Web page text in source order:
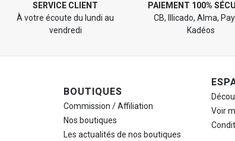
SERVICE CLIENT
À votre écoute du lundi au
vendredi
PAIEMENT 100%
CB, Illicado, Alma,
Kadéos
BOUTIQUES
Commission / Affiliation
Nos boutiques
Les actualités de nos boutiques
Voir